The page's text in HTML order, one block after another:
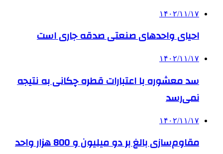
۱۴۰۲/۱۱/۱۷
احیای واحدهای صنعتی صدقه جاری است
۱۴۰۲/۱۱/۱۷
سد معشوره ‌با اعتبارات قطره چکانی به نتیجه
نمی‌رسد
۱۴۰۲/۱۱/۱۷
مقاوم‌سازی بالغ بر دو میلیون و 800 هزار واحد